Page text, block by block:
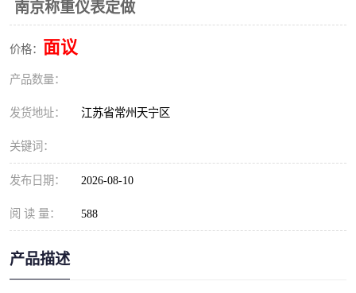
南京称重仪表定做
价格： 面议
产品数量：
发货地址： 江苏省常州天宁区
关键词：
发布日期： 2026-08-10
阅 读 量： 588
产品描述